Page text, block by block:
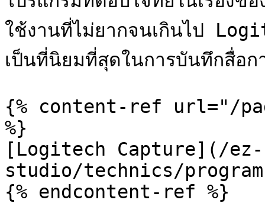
ใช้งานที่ไม่ยากจนเกินไป
เป็นที่นิยมที่สุดในการบันทึกสื่อก
{% content-ref url="/
%}
[Logitech Capture](/ez-
studio/technics/
{% endcontent-ref %}